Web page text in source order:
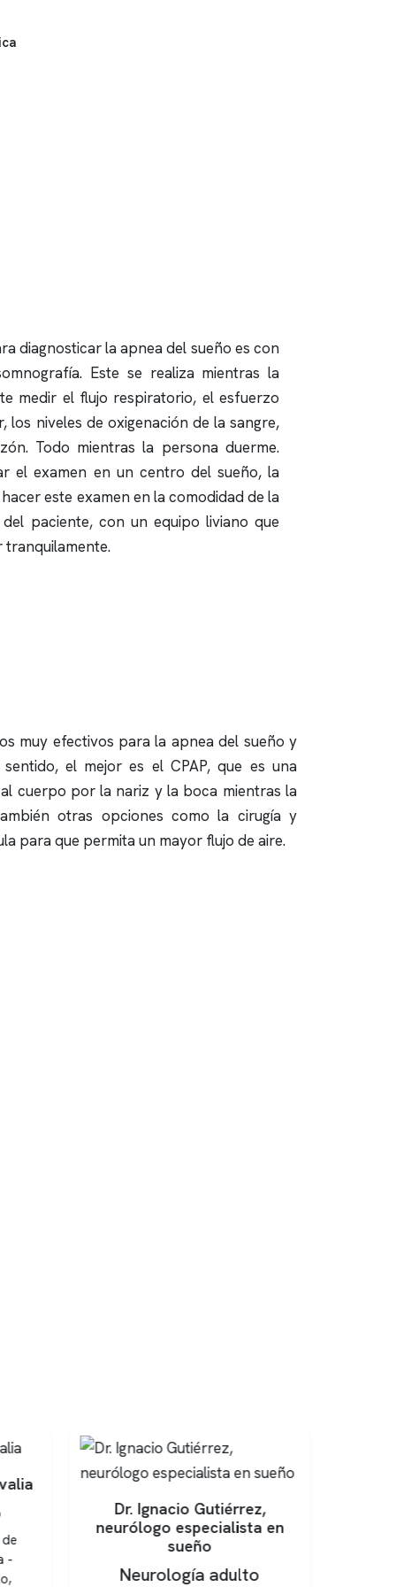
diagnosticar la apnea del sueño es con
. Este se realiza mientras la
medir el flujo respiratorio, el esfuerzo
los niveles de oxigenación de la sangre,
Todo mientras la persona duerme.
el examen en un centro del sueño, la
este examen en la comodidad de la
paciente, con un equipo liviano que
muy efectivos para la apnea del sueño y
el mejor es el CPAP, que es una
cuerpo por la nariz y la boca mientras la
otras opciones como la cirugía y
para que permita un mayor flujo de aire.
-
Dr. Ignacio Gutiérrez,
neurólogo especialista en
sueño
Neurología adulto